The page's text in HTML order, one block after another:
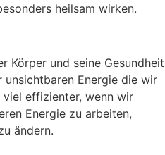
heilsam wirken.
Körper und seine Gesundheit
Energie die wir
effizienter, wenn wir
Energie zu arbeiten,
ändern.